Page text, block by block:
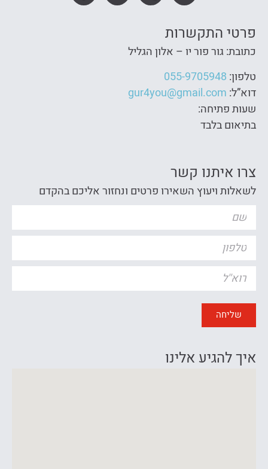
פרטי התקשרות
כתובת: גור פור יו – אלון הגליל
טלפון: 055-9705948
דוא”ל: gur4you@gmail.com
שעות פתיחה:
בתיאום בלבד
צרו איתנו קשר
לשאלות ויעוץ השאירו פרטים ונחזור אליכם בהקדם
שליחה
איך להגיע אלינו